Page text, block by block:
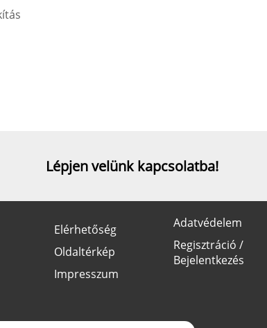
Lépjen velünk kapcsolatba!
Elérhetőség
Oldaltérkép
Impresszum
Adatvédelem
Regisztráció /
Bejelentkezés